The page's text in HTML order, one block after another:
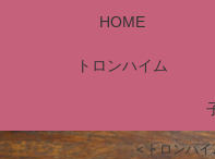
＜トロンハ
HOME
トロンハイム